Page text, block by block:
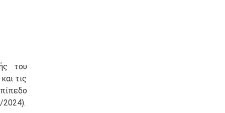
του
τις
2024).